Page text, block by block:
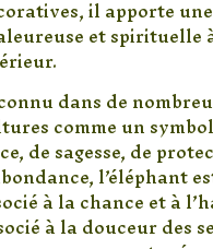
il apporte
et spirituelle
dans de
comme un
de sagesse, de
l’éléphant
à la chance et à
à la douceur des